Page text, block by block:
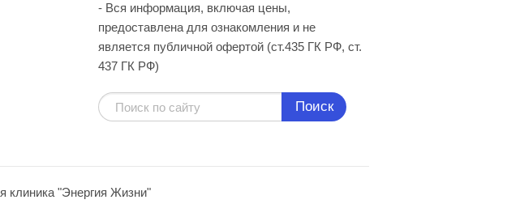
- Вся информация, включая цены,
предоставлена для ознакомления и не
является публичной офертой (ст.435 ГК РФ, cт.
437 ГК РФ)
Поиск
"Энергия Жизни"